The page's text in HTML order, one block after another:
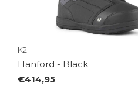
K2
Hanford - Black
€414,95